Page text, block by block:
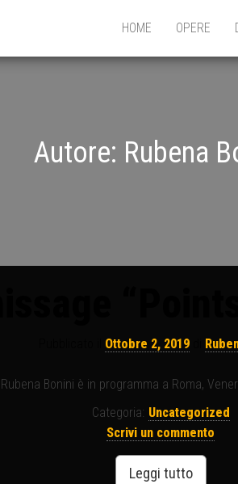
HOME OPERE
Autore: Rubena
Ottobre 2, 2019di
Bonini è in programma a Roma,
Categoria: Uncategorized
Scrivi un commento
Leggi tutto